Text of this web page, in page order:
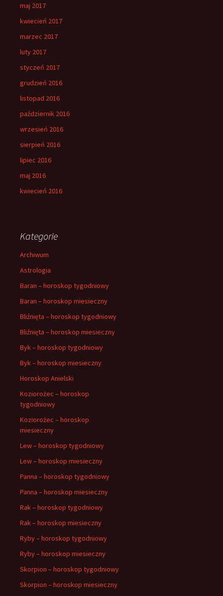
maj 2017
kwiecień 2017
marzec 2017
luty 2017
styczeń 2017
grudzień 2016
listopad 2016
październik 2016
wrzesień 2016
sierpień 2016
lipiec 2016
maj 2016
kwiecień 2016
Kategorie
Archiwum
Astrologia
Baran – horoskop tygodniowy
Baran – horoskop miesieczny
Bliźnięta – horoskop tygodniowy
Bliźnięta – horoskop miesieczny
Byk – horoskop tygodniowy
Byk – horoskop miesieczny
Horoskop Anielski
Koziorożec – horoskop
tygodniowy
Koziorożec – horoskop
miesieczny
Lew – horoskop tygodniowy
Lew – horoskop miesieczny
Panna – horoskop tygodniowy
Panna – horoskop miesieczny
Rak – horoskop tygodniowy
Rak – horoskop miesieczny
Ryby – horoskop tygodniowy
Ryby – horoskop miesieczny
Skorpion – horoskop tygodniowy
Skorpion – horoskop miesieczny